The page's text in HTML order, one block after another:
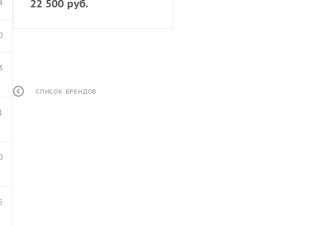
22 500 руб.
СПИСОК БРЕНДОВ